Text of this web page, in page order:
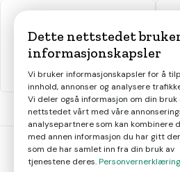
Dekkhotell
Oppbevaring av dekk
Dette nettstedet
informasjonskapsler
Vi bruker informasjonskapsler for å
innhold, annonser og analysere
Vi deler også informasjon om din bruk
nettstedet vårt med våre
analysepartnere som kan kombinere
med annen informasjon du har gitt
som de har samlet inn fra din bruk av
tjenestene deres.Personvernerklæring